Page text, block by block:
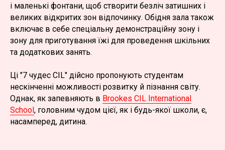
і маленькі фонтани, щоб створити безліч затишних і
великих відкритих зон відпочинку. Обідня зала також
включає в себе спеціальну демонстраційну зону і
зону для приготування їжі для проведення шкільних
та додаткових занять.
Ці "7 чудес CIL" дійсно пропонують студентам
нескінченні можливості розвитку й пізнання світу.
Однак, як запевняють в Brookes CIL International
School, головним чудом цієї, як і будь-якої школи, є,
насамперед, дитина.